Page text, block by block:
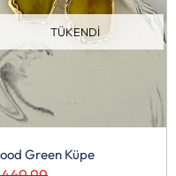
TÜKENDI
Green Küpe